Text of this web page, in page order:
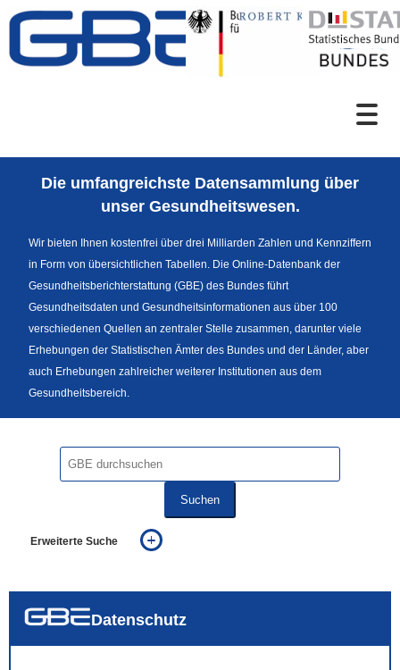
Zum Inhalt
Sprachumschaltung
Die umfangreichste Datensammlung über
unser Gesundheitswesen.
Wir bieten Ihnen kostenfrei über drei Milliarden Zahlen und Kennziffern
in Form von übersichtlichen Tabellen. Die Online-Datenbank der
Gesundheitsberichterstattung (GBE) des Bundes führt
Gesundheitsdaten und Gesundheitsinformationen aus über 100
verschiedenen Quellen an zentraler Stelle zusammen, darunter viele
Erhebungen der Statistischen Ämter des Bundes und der Länder, aber
auch Erhebungen zahlreicher weiterer Institutionen aus dem
Gesundheitsbereich.
Suchen
Erweiterte Suche
auch in allen Texten suchen (Volltextsuche)
Datenschutz